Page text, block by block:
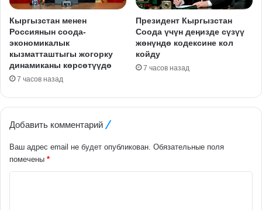
Кыргызстан менен
Россиянын соода-
экономикалык
кызматташтыгы жогорку
динамиканы көрсөтүүдө
7 часов назад
Президент Кыргызстан
Соода үчүн деңизде сүзүү
жөнүндө кодексине кол
койду
7 часов назад
Добавить комментарий
Ваш адрес email не будет опубликован. Обязательные поля
помечены *